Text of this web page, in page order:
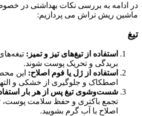
در ادامه به بررسی نکات بهداشتی در
ماشین ریش تراش می پردازیم:
تیغ
استفاده از تیغ‌های تیز و تمیز:
بریدگی و تحریک پوست شوند.
استفاده از ژل یا فوم اصلاح: این
اصطکاک و جلوگیری از خشکی و
شست‌وشوی تیغ پس از هر بار
تجمع باکتری و حفظ سلامت پوست،
اصلاح با آب گرم بشویید.